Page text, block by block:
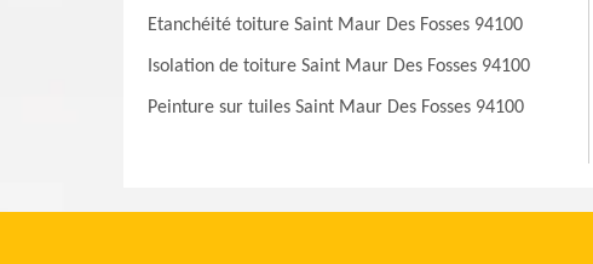
Etanchéité toiture Saint Maur Des Fosses 94100
Isolation de toiture Saint Maur Des Fosses 94100
Peinture sur tuiles Saint Maur Des Fosses 94100